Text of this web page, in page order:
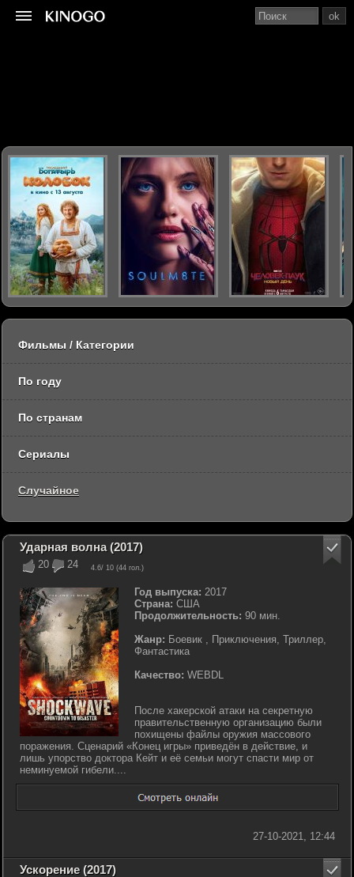
20 24 4.6/ 10 (44 гол.)
Ударная волна (2017)
Год выпуска: 2017
Страна: США
Продолжительность: 90 мин.
Жанр: Боевик , Приключения, Триллер,
Фантастика
Качество: WEBDL
После хакерской атаки на секретную
правительственную организацию были
похищены файлы оружия массового
поражения. Сценарий «Конец игры» приведён в действие, и
лишь упорство доктора Кейт и её семьи могут спасти мир от
неминуемой гибели....
27-10-2021, 12:44
Ускорение (2017)
ok
Фильмы / Категории
По году
По странам
Сериалы
Случайное